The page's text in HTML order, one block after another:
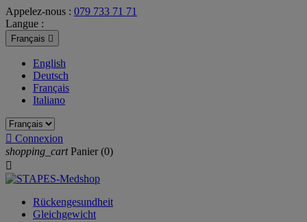
Appelez-nous : 079 733 71 71
Langue :
Français 
English
Deutsch
Français
Italiano
 Connexion
shopping_cart Panier (0)

Rückengesundheit
Gleichgewicht